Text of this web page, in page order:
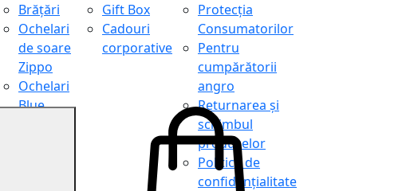
Brățări
Ochelari
de soare
Zippo
Ochelari
Blue
Gift Box
Cadouri
corporative
Protecţia
Consumatorilor
Pentru
cumpărătorii
angro
Returnarea și
schimbul
produselor
Politica de
confidențialitate